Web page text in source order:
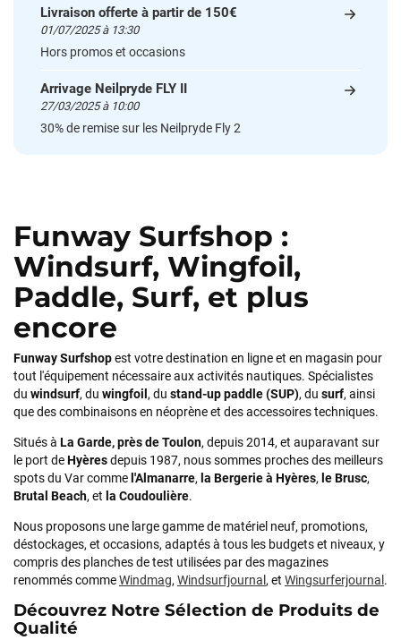
Livraison offerte à partir de 150€
01/07/2025 à 13:30
Hors promos et occasions
Arrivage Neilpryde FLY II
27/03/2025 à 10:00
30% de remise sur les Neilpryde Fly 2
Funway Surfshop :
Windsurf, Wingfoil,
Paddle, Surf, et plus
encore
Funway Surfshopest votre destination en ligne et en magasin pour
tout l'équipement nécessaire aux activités nautiques. Spécialistes
du windsurf, du wingfoil , du stand-up paddle (SUP), du surf, ainsi
que des combinaisons en néoprène et des accessoires techniques.
Situés à La Garde, près de Toulon, depuis 2014, et auparavant sur
le port deHyèresdepuis 1987, nous sommes proches des meilleurs
spots du Var comme l'Almanarre, la Bergerie à Hyères, le Brusc,
Brutal Beach, et la Coudoulière.
Nous proposons une large gamme de matériel neuf, promotions,
déstockages, et occasions, adaptés à tous les budgets et niveaux, y
compris des planches de test utilisées par des magazines
renommés commeWindmag, Windsurfjournal , et Wingsurferjournal .
Découvrez Notre Sélection de Produits de
Qualité
François
J’ai commandé un pack via leur site internet. À peine la
avec moi les caractéristiques des équipements, me conseiller
sur le matériel à choisir, et m’a même offert du matériel en
plus. Niveau réactivité, c’est au top : la commande est partie
Sébastien BACHELIER
il y a un mois
Cela faisait 6 mois que je galérais à remplacer ma board eux
m'ont trouvé une pépite à laquelle je n'aurais jamais pensé !
Excellent conseil excellent prix et en plus super sympas. Merci
encore pour cette severne dyno !
Maronui RICHMOND
il y a 3 mois
J'ai acheté une voile d'occasion depuis Tahiti. Super service.
L'envoi a été rapide. La voile est arrivée en super état.
Mauruuru roa.
VOIR TOUS LES AVIS
LAISSER UN AVIS